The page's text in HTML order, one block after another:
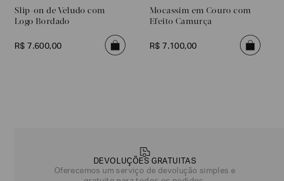
Slip-on de Veludo com
Logo Bordado
R$ 7 .600,00
Mocassim em Couro com
Efeito Camurça
R$ 7 .100,00
DEVOLUÇÕES GRATUITAS
Oferecemos um serviço de devolução simples e
NOME*